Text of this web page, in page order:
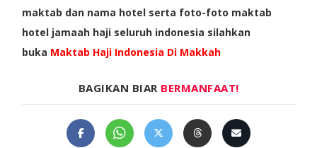
maktab dan nama hotel serta foto-foto maktab
hotel jamaah haji seluruh indonesia silahkan
buka Maktab Haji Indonesia Di Makkah
BAGIKAN BIAR BERMANFAAT!